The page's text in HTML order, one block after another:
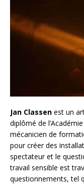
Jan Classen est un
diplômé de
mécanicien de
pour créer des
spectateur et le
travail sensible est
questionnements, tel